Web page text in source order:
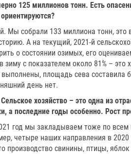
125 миллионов тонн. Есть
Мы собрали 133 миллиона тонн,
А на текущий, 2021-й
о состоянии озимых, его
зиму с показателем около 81% –
площадь сева составила
день нет.
хозяйство – это одна из
а последние годы особенно. Рост
год мы закладываем тоже по
четыре наших направления в
производство свинины, птицы,